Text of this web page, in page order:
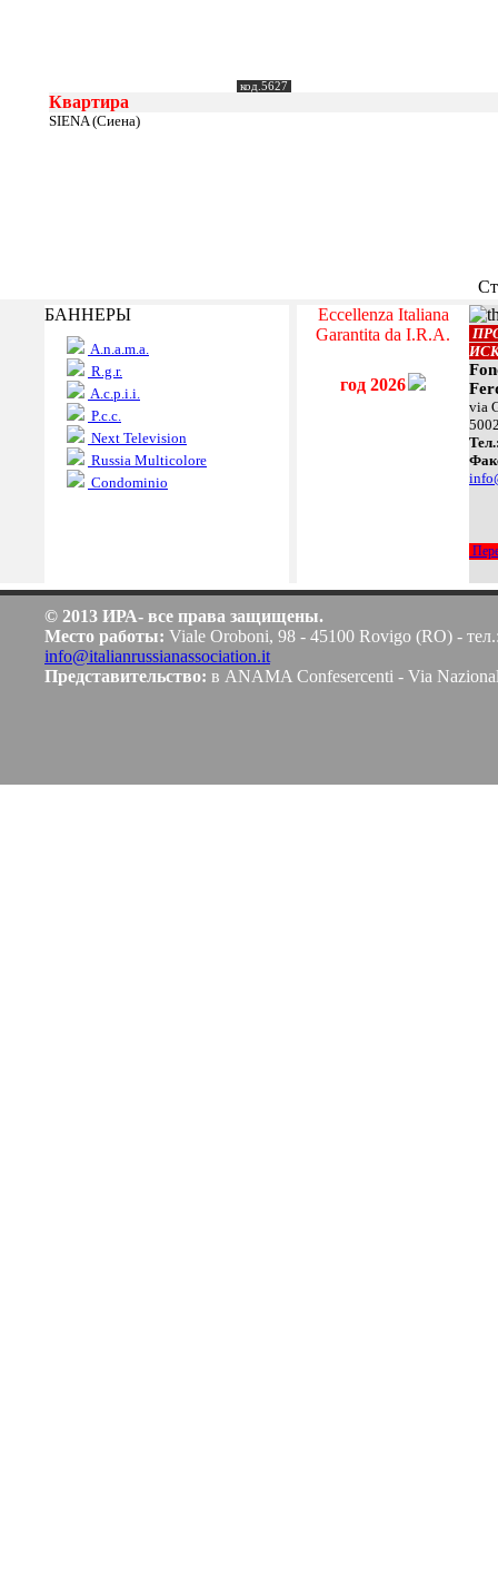
код.5627
Квартира
SIENA (Сиена)
БАННЕРЫ
A.n.a.m.a.
R.g.r.
A.c.p.i.i.
P.c.c.
Next Television
Russia Multicolore
Condominio
Eccellenza Italiana
Garantita da I.R.A.
год 2026
via
© 2013 ИРА- все права защищены.
Место работы: Viale Oroboni, 98 - 45100 Rovigo (RO) -
info@italianrussianassociation.it
Представительство: в ANAMA Confesercenti - Via